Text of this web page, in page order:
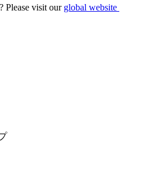
Please visit our global website